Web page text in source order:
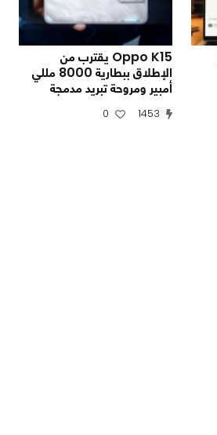
Oppo K15 يقترب من
الإطلاق ببطارية 8000 مللي
أمبير ومروحة تبريد مدمجة
1453
0